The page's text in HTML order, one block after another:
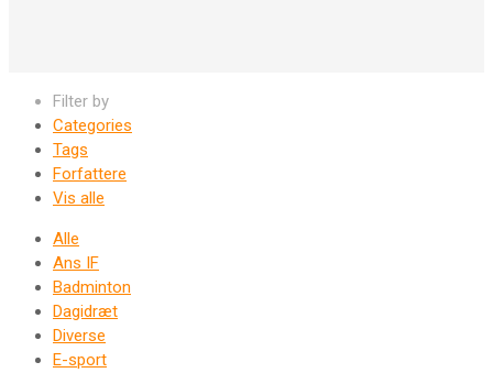
Filter by
Categories
Tags
Forfattere
Vis alle
Alle
Ans IF
Badminton
Dagidræt
Diverse
E-sport